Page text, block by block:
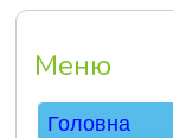
Меню
Головна